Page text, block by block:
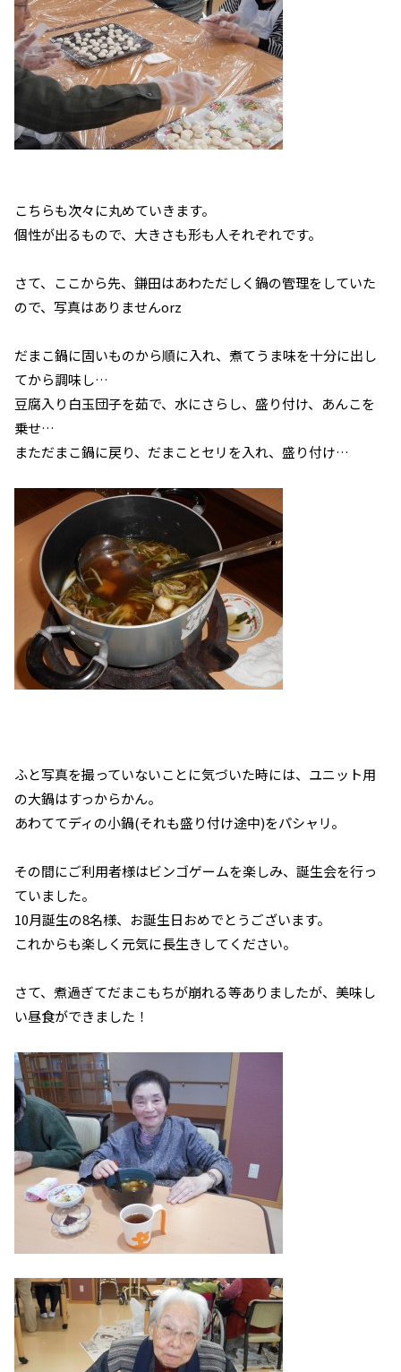
こちらも次々に丸めていきます。
個性が出るもので、大きさも形も人それぞれです。
さて、ここから先、鎌田はあわただしく鍋の管理をしていた
ので、写真はありませんorz
だまこ鍋に固いものから順に入れ、煮てうま味を十分に出し
てから調味し…
豆腐入り白玉団子を茹で、水にさらし、盛り付け、あんこを
乗せ…
まただまこ鍋に戻り、だまことセリを入れ、盛り付け…
ふと写真を撮っていないことに気づいた時には、ユニット用
の大鍋はすっからかん。
あわててディの小鍋(それも盛り付け途中)をパシャリ。
その間にご利用者様はビンゴゲームを楽しみ、誕生会を行っ
ていました。
10月誕生の8名様、お誕生日おめでとうございます。
これからも楽しく元気に長生きしてください。
さて、煮過ぎてだまこもちが崩れる等ありましたが、美味し
い昼食ができました！